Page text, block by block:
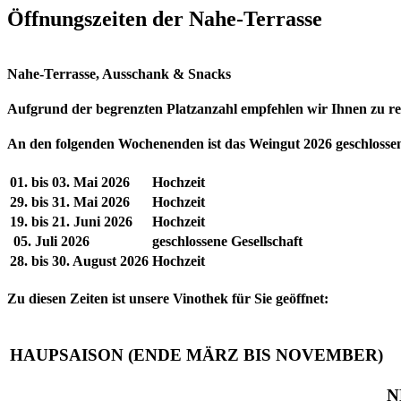
Öffnungszeiten der Nahe-Terrasse
Nahe-Terrasse, Ausschank & Snacks
Aufgrund der begrenzten Platzanzahl empfehlen wir Ihnen zu
An den folgenden Wochenenden ist das Weingut 2026
01. bis 03. Mai 2026
Hochzeit
29. bis 31. Mai 2026
Hochzeit
19. bis 21. Juni 2026
Hochzeit
05. Juli 2026
geschlossene Gesellschaft
28. bis 30. August 2026 Hochzeit
Zu diesen Zeiten ist unsere Vinothek für Sie geöffnet:
HAUPSAISON (ENDE MÄRZ BIS NOVEMBER)